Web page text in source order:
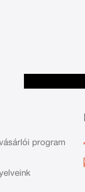
program